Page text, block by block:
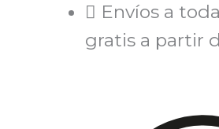
Envíos a
gratis a partir